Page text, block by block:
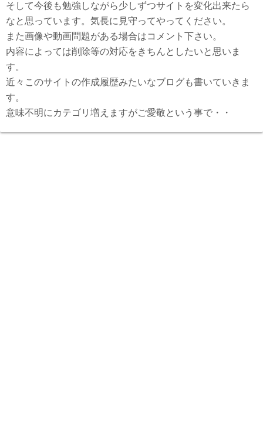
そして今後も勉強しながら少しずつサイトを変化出来たら
なと思っています。気長に見守ってやってください。
また画像や動画問題がある場合はコメント下さい。
内容によっては削除等の対応をきちんとしたいと思いま
す。
近々このサイトの作成履歴みたいなブログも書いていきま
す。
意味不明にカテゴリ増えますがご愛敬という事で・・